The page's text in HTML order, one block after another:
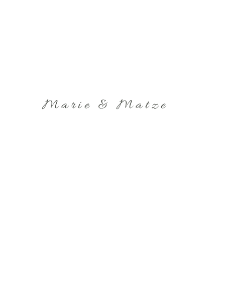
Marie & Matze